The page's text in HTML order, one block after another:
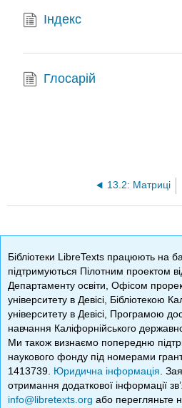
Індекс
Глосарій
13.2: Матриці
Бібліотеки LibreTexts працюють на
підтримуються Пілотним проектом
Департаменту освіти, Офісом
університету в Девісі, Бібліотекою
університету в Девісі, Програмою
навчання Каліфорнійського
Ми також визнаємо попередню
наукового фонду під номерами
1413739. Юридична інформація .
отримання додаткової інформації
info@libretexts.org або перегляньте